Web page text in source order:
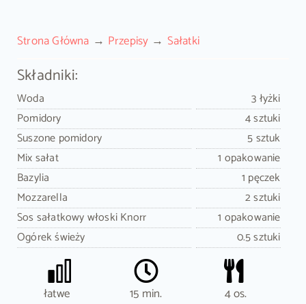
Wyposażenie
Search
Sklep PrimeCook
Strona Główna Przepisy Sałatki
Składniki:
Woda
3 łyżki
Pomidory
4 sztuki
Suszone pomidory
5 sztuk
Mix sałat
1 opakowanie
Bazylia
1 pęczek
Mozzarella
2 sztuki
Sos sałatkowy włoski Knorr
1 opakowanie
Ogórek świeży
0.5 sztuki
łatwe 15 min. 4 os.